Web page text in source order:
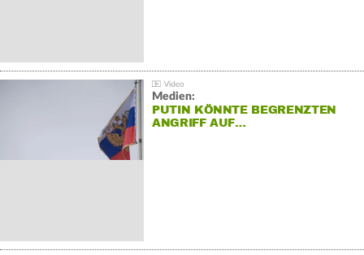
Medien:
PUTIN KÖNNTE BEGRENZTEN
ANGRIFF AUF…